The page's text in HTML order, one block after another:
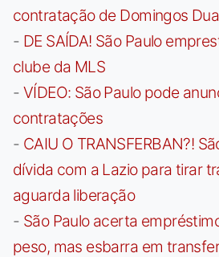
contratação de Domingos
- DE SAÍDA! São Paulo
clube da MLS
- VÍDEO: São Paulo pode
contratações
- CAIU O TRANSFERBAN?!
dívida com a Lazio para tirar
aguarda liberação
- São Paulo acerta
peso, mas esbarra em